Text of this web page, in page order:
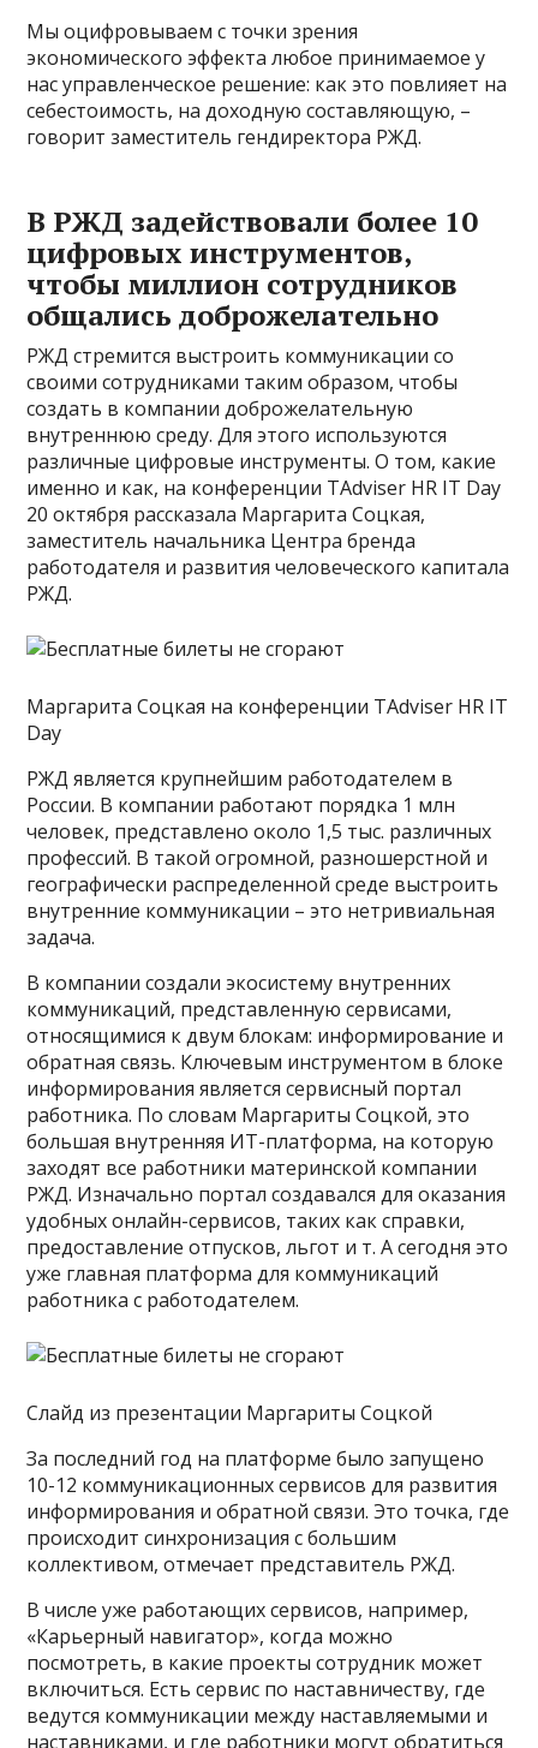
Мы оцифровываем с точки зрения
экономического эффекта любое принимаемое у
нас управленческое решение: как это повлияет на
себестоимость, на доходную составляющую, –
говорит заместитель гендиректора РЖД.
В РЖД задействовали более 10
цифровых инструментов,
чтобы миллион сотрудников
общались доброжелательно
РЖД стремится выстроить коммуникации со
своими сотрудниками таким образом, чтобы
создать в компании доброжелательную
внутреннюю среду. Для этого используются
различные цифровые инструменты. О том, какие
именно и как, на конференции TAdviser HR IT Day
20 октября рассказала Маргарита Соцкая,
заместитель начальника Центра бренда
работодателя и развития человеческого капитала
РЖД.
Маргарита Соцкая на конференции TAdviser HR IT
Day
РЖД является крупнейшим работодателем в
России. В компании работают порядка 1 млн
человек, представлено около 1,5 тыс. различных
профессий. В такой огромной, разношерстной и
географически распределенной среде выстроить
внутренние коммуникации – это нетривиальная
задача.
В компании создали экосистему внутренних
коммуникаций, представленную сервисами,
относящимися к двум блокам: информирование и
обратная связь. Ключевым инструментом в блоке
информирования является сервисный портал
работника. По словам Маргариты Соцкой, это
большая внутренняя ИТ-платформа, на которую
заходят все работники материнской компании
РЖД. Изначально портал создавался для оказания
удобных онлайн-сервисов, таких как справки,
предоставление отпусков, льгот и т. А сегодня это
уже главная платформа для коммуникаций
работника с работодателем.
Слайд из презентации Маргариты Соцкой
За последний год на платформе было запущено
10-12 коммуникационных сервисов для развития
информирования и обратной связи. Это точка, где
происходит синхронизация с большим
коллективом, отмечает представитель РЖД.
В числе уже работающих сервисов, например,
«Карьерный навигатор», когда можно
посмотреть, в какие проекты сотрудник может
включиться. Есть сервис по наставничеству, где
ведутся коммуникации между наставляемыми и
наставниками, и где работники могут обратиться